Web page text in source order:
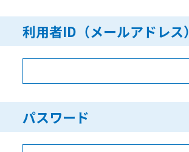
利用者ID（メールアドレス）
パスワード